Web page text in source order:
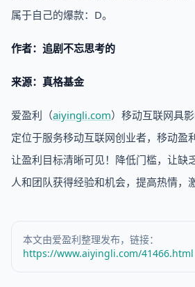
属于自己的爆款：D。
作者：追剧不忘思考的
来源：真格基金
爱盈利（aiyingli.com）移动互联网具
定位于服务移动互联网创业者，移动盈
让盈利目标清晰可见！降低门槛，让缺
人和团队获得经验和机会，提高热情，
本文由爱盈利整理发布，链接：
https://www.aiyingli.com/41466.html